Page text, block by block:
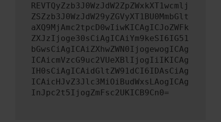
REVTQyZzb3J0WzJdW2ZpZWxkXT1wcmlj
ZSZzb3J0WzJdW29yZGVyXT1BU0MmbGlt
aXQ9MjAmc2tpcD0wIiwKICAgICJoZWFk
ZXJzIjoge30sCiAgICAiYm9keSI6IG51
bGwsCiAgICAiZXhwZWN0IjogewogICAg
ICAicmVzcG9uc2VUeXBlIjogIiIKICAg
IH0sCiAgICAidGltZW91dCI6IDAsCiAg
ICAicHJvZ3Jlc3MiOiBudWxsLAogICAg
InJpc2t5IjogZmFsc2UKICB9Cn0=